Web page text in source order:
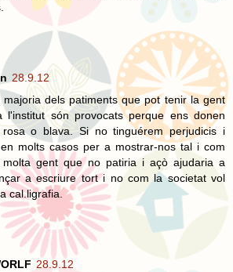
28.9.12
dels patiments que pot tenir la gent
l'institut són provocats perque ens donen
rosa o blava. Si no tinguérem perjudicis i
molts casos per a mostrar-nos tal i com
molta gent que no patiria i açò ajudaria a
a escriure tort i no com la societat vol
cal.ligrafia.
28.9.12